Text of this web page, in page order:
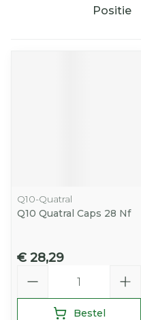
Sorteer op:
Q10-Quatral
Q10 Quatral Caps 28 Nf
€ 28,29
Bestel